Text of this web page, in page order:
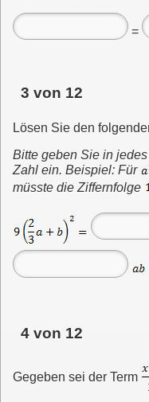
=
3 von 12
Lösen Sie den
Bitte geben Sie in
Zahl ein. Beispiel: Für
müsste die Ziffernfolge
4 von 12
Gegeben sei der Term